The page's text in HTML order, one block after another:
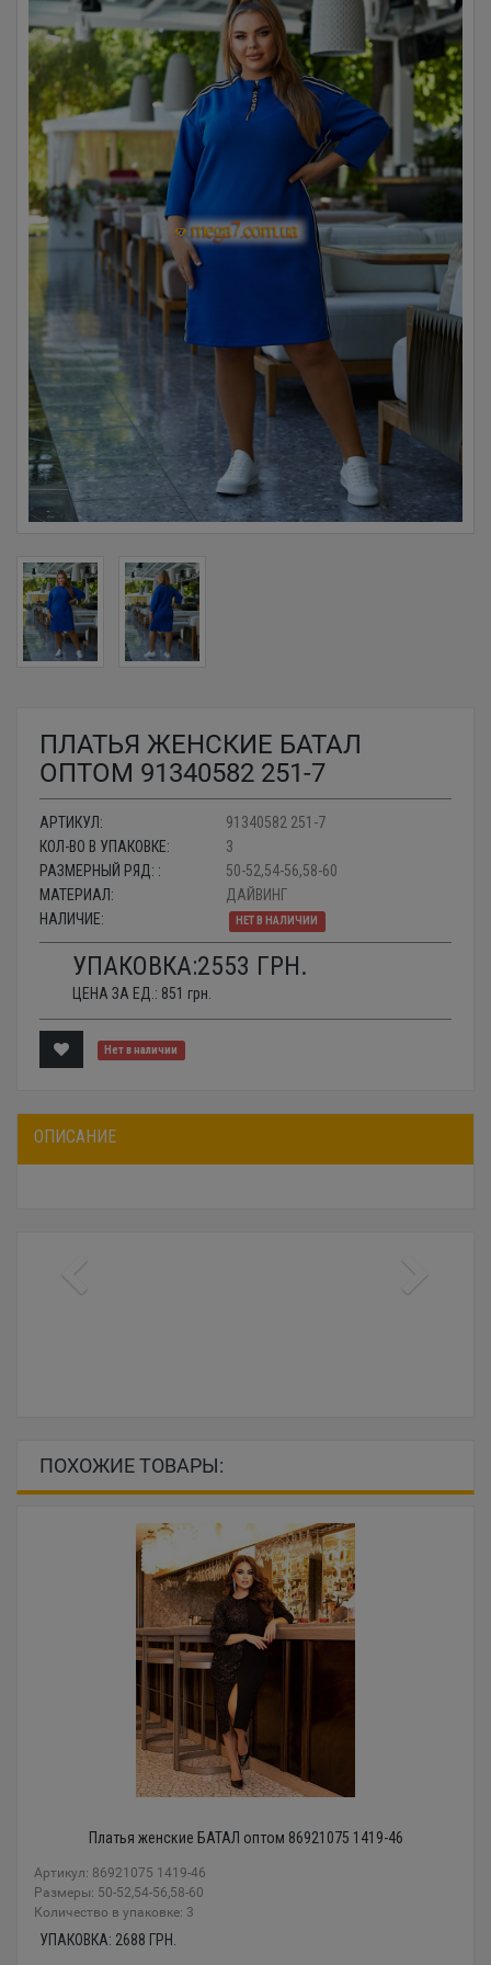
ПЛАТЬЯ ЖЕНСКИЕ БАТАЛ
ОПТОМ 91340582 251-7
АРТИКУЛ:
91340582 251-7
КОЛ-ВО В УПАКОВКЕ:
3
РАЗМЕРНЫЙ РЯД: :
50-52,54-56,58-60
МАТЕРИАЛ:
ДАЙВИНГ
НАЛИЧИЕ:
НЕТ В НАЛИЧИИ
УПАКОВКА:2553 ГРН.
ЦЕНА ЗА ЕД.: 851 грн.
Нет в наличии
ОПИСАНИЕ
ПОХОЖИЕ ТОВАРЫ:
Платья женские БАТАЛ оптом 86921075 1419-46
Артикул: 86921075 1419-46
Размеры: 50-52,54-56,58-60
Количество в упаковке: 3
УПАКОВКА: 2688 ГРН.